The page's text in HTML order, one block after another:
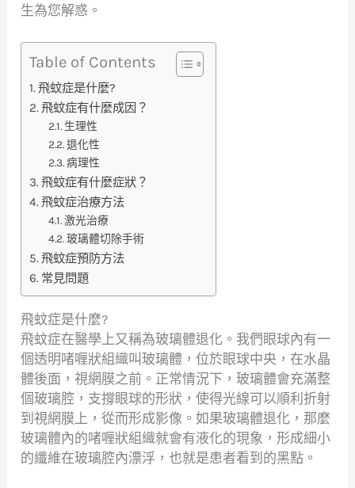
生為您解惑。
Table of Contents
飛蚊症是什麼?
飛蚊症有什麼成因？
生理性
退化性
病理性
飛蚊症有什麼症狀？
飛蚊症治療方法
激光治療
玻璃體切除手術
飛蚊症預防方法
常見問題
飛蚊症是什麼?
飛蚊症在醫學上又稱為玻璃體退化。我們眼球內有一
個透明啫喱狀組織叫玻璃體，位於眼球中央，在水晶
體後面，視網膜之前。正常情況下，玻璃體會充滿整
個玻璃腔，支撐眼球的形狀，使得光線可以順利折射
到視網膜上，從而形成影像。如果玻璃體退化，那麼
玻璃體內的啫喱狀組織就會有液化的現象，形成細小
的纖維在玻璃腔內漂浮，也就是患者看到的黑點。